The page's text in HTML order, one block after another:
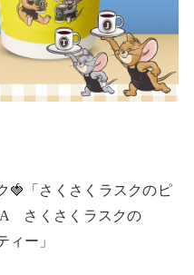
🍓「さくさくラスクのピ
　さくさくラスクの
ィー」